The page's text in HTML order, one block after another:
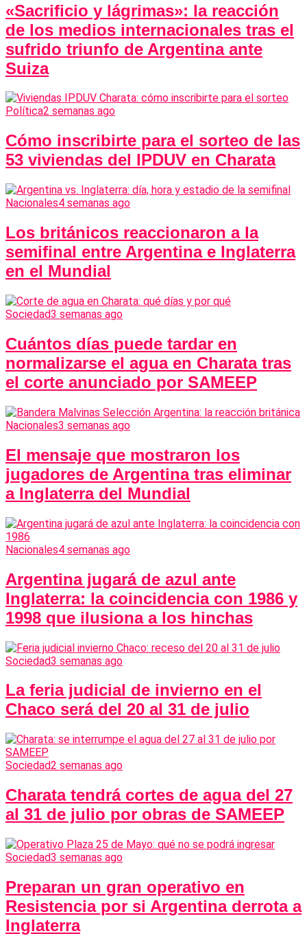
«Sacrificio y lágrimas»: la reacción
de los medios internacionales tras el
sufrido triunfo de Argentina ante
Suiza
Política2 semanas ago
Cómo inscribirte para el sorteo de las
53 viviendas del IPDUV en Charata
Nacionales4 semanas ago
Los británicos reaccionaron a la
semifinal entre Argentina e Inglaterra
en el Mundial
Sociedad3 semanas ago
Cuántos días puede tardar en
normalizarse el agua en Charata tras
el corte anunciado por SAMEEP
Nacionales3 semanas ago
El mensaje que mostraron los
jugadores de Argentina tras eliminar
a Inglaterra del Mundial
Nacionales4 semanas ago
Argentina jugará de azul ante
Inglaterra: la coincidencia con 1986 y
1998 que ilusiona a los hinchas
Sociedad3 semanas ago
La feria judicial de invierno en el
Chaco será del 20 al 31 de julio
Sociedad2 semanas ago
Charata tendrá cortes de agua del 27
al 31 de julio por obras de SAMEEP
Sociedad3 semanas ago
Preparan un gran operativo en
Resistencia por si Argentina derrota a
Inglaterra